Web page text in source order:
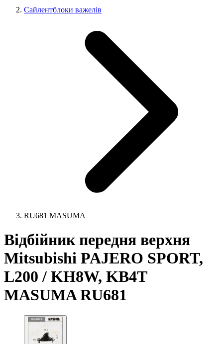
Сайлентблоки важелів
RU681 MASUMA
Відбійник передня верхня
Mitsubishi PAJERO SPORT,
L200 / KH8W, KB4T
MASUMA RU681